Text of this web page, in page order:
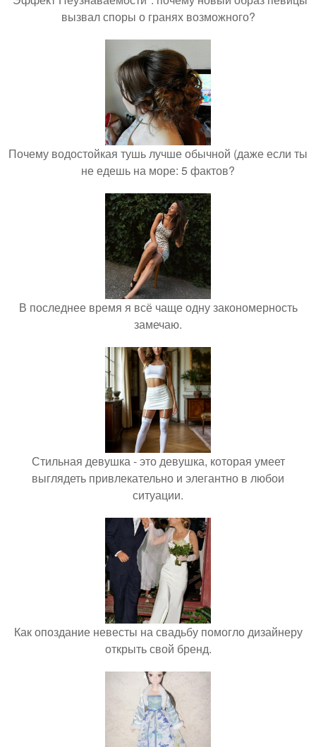
вызвал споры о гранях возможного?
Почему водостойкая тушь лучше обычной (даже если ты
не едешь на море: 5 фактов?
В последнее время я всё чаще одну закономерность
замечаю.
Стильная девушка - это девушка, которая умеет
выглядеть привлекательно и элегантно в любои
ситуации.
Как опоздание невесты на свадьбу помогло дизайнеру
открыть свой бренд.